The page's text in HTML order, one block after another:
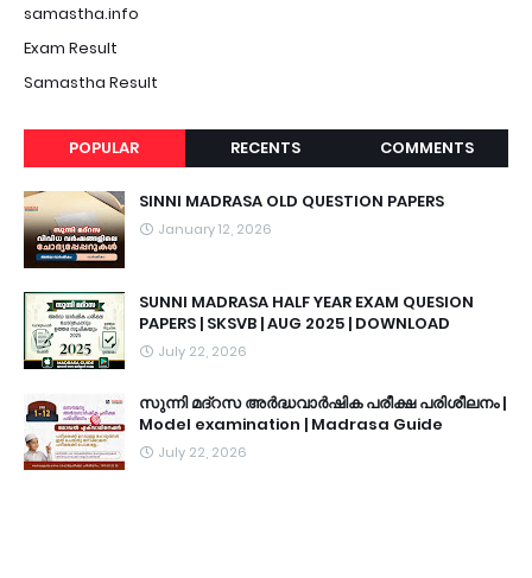
samastha.info
Exam Result
Samastha Result
POPULAR RECENTS COMMENTS
SINNI MADRASA OLD QUESTION PAPERS
January 12, 2026
SUNNI MADRASA HALF YEAR EXAM QUESION
PAPERS | SKSVB | AUG 2025 | DOWNLOAD
July 22, 2026
സുന്നി മദ്റസ അർദ്ധവാർഷിക പരീക്ഷ പരിശീലനം |
Model examination | Madrasa Guide
July 22, 2026